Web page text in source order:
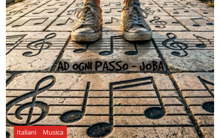
Italiani Musica